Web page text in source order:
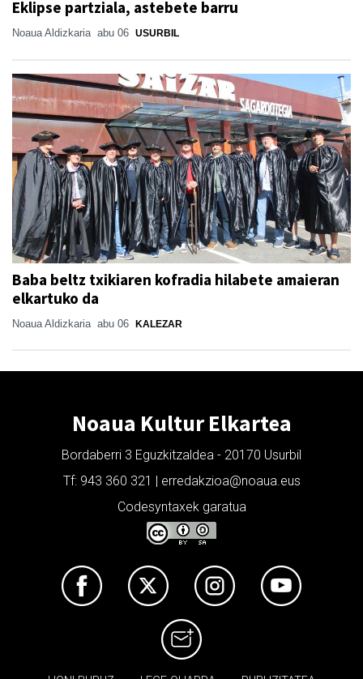
Eklipse partziala, astebete barru
Noaua Aldizkaria abu 06 USURBIL
Baba beltz txikiaren kofradia hilabete amaieran
elkartuko da
Noaua Aldizkaria abu 06 KALEZAR
Noaua Kultur Elkartea
Bordaberri 3 Eguzkitzaldea - 20170 Usurbil
Tf: 943 360 321 | erredakzioa@noaua.eus
Codesyntaxek garatua